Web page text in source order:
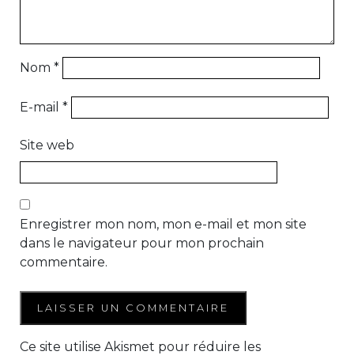
Nom *
E-mail *
Site web
Enregistrer mon nom, mon e-mail et mon site
dans le navigateur pour mon prochain
commentaire.
Ce site utilise Akismet pour réduire les